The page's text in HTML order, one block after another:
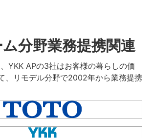
分野業務提携関連
YKK APの3社はお客様の暮らしの価
、リモデル分野で2002年から業務提携